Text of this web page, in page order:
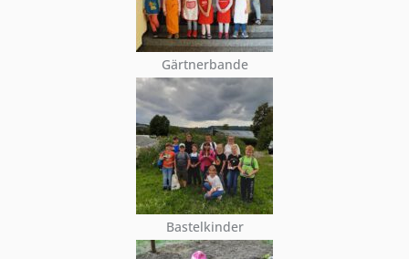
Gärtnerbande
Bastelkinder